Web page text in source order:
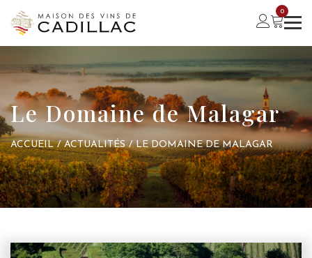
0
Le Domaine de Malagar
ACCUEIL / ACTUALITÉS / LE DOMAINE DE MALAGAR